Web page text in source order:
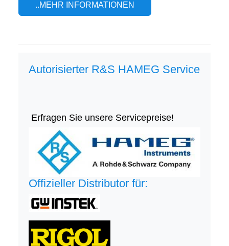
..MEHR INFORMATIONEN
Autorisierter R&S HAMEG Service
Erfragen Sie unsere Servicepreise!
Offizieller Distributor für: